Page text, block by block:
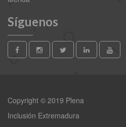
Síguenos
Copyright © 2019 Plena
Inclusión Extremadura